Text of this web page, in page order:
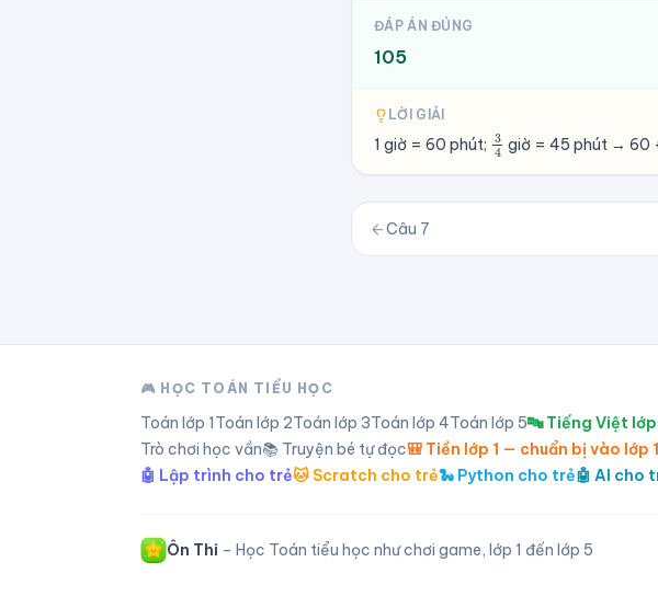
ĐÁP ÁN ĐÚNG
105
LỜI GIẢI
1 giờ = 60 phút; 3 4
giờ = 45 phút → 60
Câu 7
🎮 HỌC TOÁN TIỂU HỌC
Toán lớp 1Toán lớp 2Toán lớp 3Toán lớp 4Toán lớp 5🔤 Tiếng Việt lớp
Trò chơi học vần📚 Truyện bé tự đọc🎒 Tiền lớp 1 — chuẩn bị vào lớp 1
🤖 Lập trình cho trẻ🐱 Scratch cho trẻ🐍 Python cho trẻ🤖 AI cho
Ôn Thi – Học Toán tiểu học như chơi game, lớp 1 đến lớp 5